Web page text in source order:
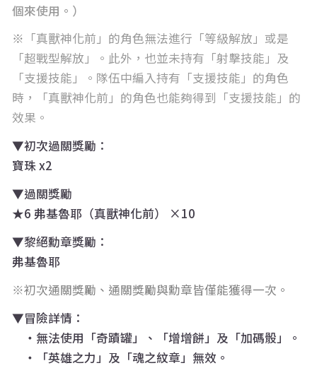
個來使用。）
「真獸神化前」的角色無法進行「等級解放」或是
「超戰型解放」。此外，也並未持有「射擊技能」及
「支援技能」。隊伍中編入持有「支援技能」的角色
時，「真獸神化前」的角色也能夠得到「支援技能」的
效果。
▼初次過關獎勵：
寶珠 x2
▼過關獎勵
★6 弗基魯耶（真獸神化前） ×10
▼黎絕勳章獎勵：
弗基魯耶
初次通關獎勵、通關獎勵與勳章皆僅能獲得一次。
▼冒險詳情：
・無法使用「奇蹟罐」、「增增餅」及「加碼骰」。
・「英雄之力」及「魂之紋章」無效。